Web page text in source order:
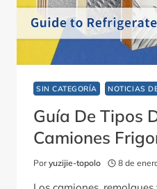
SIN CATEGORÍA NOTICIAS
Guía De Tipos
Camiones
Por yuzijie-topolo 8 de